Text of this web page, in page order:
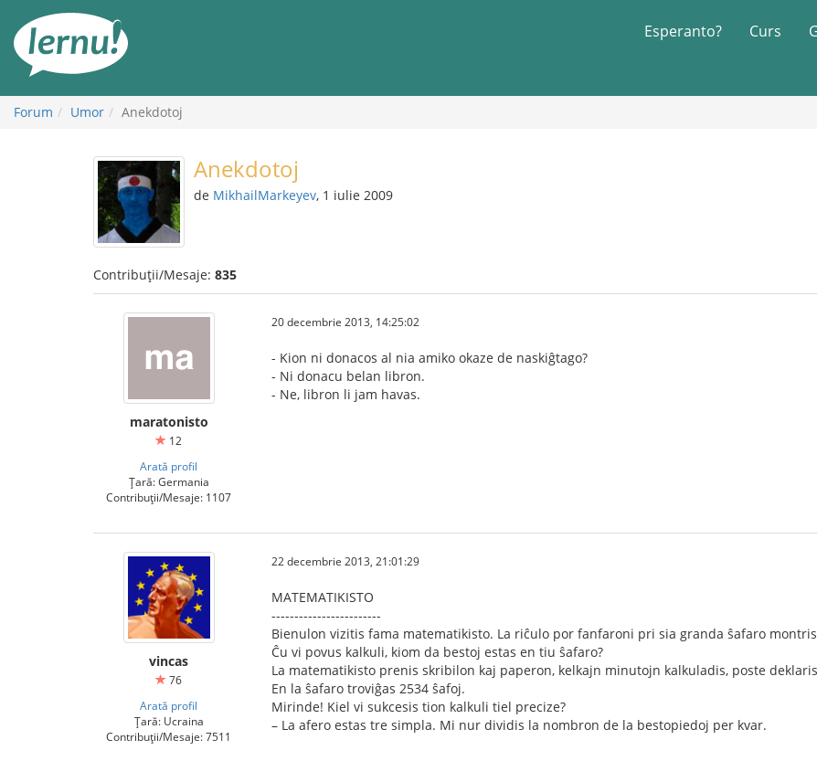
conținut
Esperanto? Curs
Forum Umor Anekdotoj
Anekdotoj
de MikhailMarkeyev, 1 iulie 2009
Contribuții/Mesaje: 835
maratonisto
12
Arată profil
Țară: Germania
Contribuții/Mesaje: 1107
20 decembrie 2013, 14:25:02
- Kion ni donacos al nia amiko okaze de naskiĝtago?
- Ni donacu belan libron.
- Ne, libron li jam havas.
vincas
76
Arată profil
Țară: Ucraina
Contribuții/Mesaje: 7511
22 decembrie 2013, 21:01:29
MATEMATIKISTO
------------------------
Bienulon vizitis fama matematikisto. La riĉulo por fanfaroni pri sia granda ŝafaro
Ĉu vi povus kalkuli, kiom da bestoj estas en tiu ŝafaro?
La matematikisto prenis skribilon kaj paperon, kelkajn minutojn kalkuladis, poste
En la ŝafaro troviĝas 2534 ŝafoj.
Mirinde! Kiel vi sukcesis tion kalkuli tiel precize?
– La afero estas tre simpla. Mi nur dividis la nombron de la bestopiedoj per kvar.